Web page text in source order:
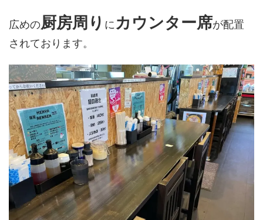
広めの厨房周り にカウンター席が配置
されております。